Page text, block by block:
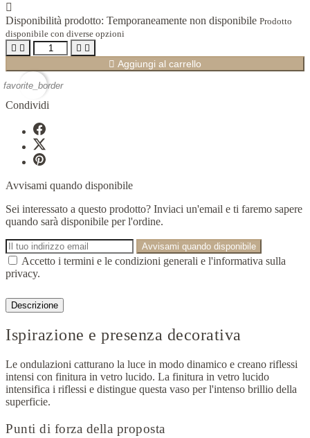

Disponibilità prodotto: Temporaneamente non disponibile Prodotto
disponibile con diverse opzioni
   
 Aggiungi al carrello
favorite_border
Condividi
Avvisami quando disponibile
Sei interessato a questo prodotto? Inviaci un'email e ti faremo sapere
quando sarà disponibile per l'ordine.
Avvisami quando disponibile
Accetto i termini e le condizioni generali e l'informativa sulla
privacy.
Descrizione
Ispirazione e presenza decorativa
Le ondulazioni catturano la luce in modo dinamico e creano riflessi
intensi con finitura in vetro lucido. La finitura in vetro lucido
intensifica i riflessi e distingue questa vaso per l'intenso brillio della
superficie.
Punti di forza della proposta